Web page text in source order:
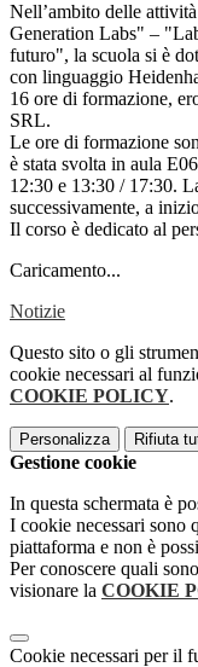
Nell’ambito delle
Generation Labs" –
futuro", la scuola si è
con linguaggio
16 ore di formazione,
SRL.
Le ore di formazione
è stata svolta in aula
12:30 e 13:30 / 17:30.
successivamente, a
Il corso è dedicato al
Caricamento...
Notizie
Questo sito o gli
cookie necessari al
COOKIE POLICY.
Personalizza Rifiuta
Gestione cookie
In questa schermata è
I cookie necessari sono
piattaforma e non è
Per conoscere quali
visionare la COOKIE
Cookie necessari per il